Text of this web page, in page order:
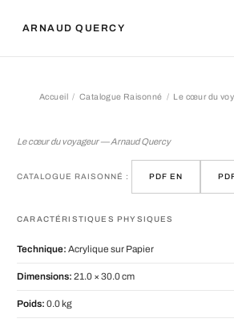
ARNAUD QUERCY
Accueil Catalogue Raisonné Le cœur du
Le cœur du voyageur — Arnaud Quercy
CATALOGUE RAISONNÉ : PDF EN
CARACTÉRISTIQUES PHYSIQUES
Technique: Acrylique sur Papier
Dimensions: 21.0 × 30.0 cm
Poids: 0.0 kg